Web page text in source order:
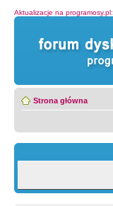
Aktualizacje na programosy.pl:
Strona główna